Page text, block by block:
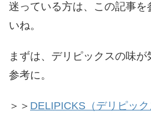
迷っている方は、この記事を
いね。
まずは、デリピックスの味
参考に。
＞＞ DELIPICKS（デリピッ